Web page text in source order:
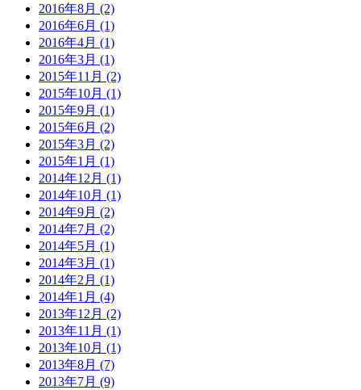
2016年8月 (2)
2016年6月 (1)
2016年4月 (1)
2016年3月 (1)
2015年11月 (2)
2015年10月 (1)
2015年9月 (1)
2015年6月 (2)
2015年3月 (2)
2015年1月 (1)
2014年12月 (1)
2014年10月 (1)
2014年9月 (2)
2014年7月 (2)
2014年5月 (1)
2014年3月 (1)
2014年2月 (1)
2014年1月 (4)
2013年12月 (2)
2013年11月 (1)
2013年10月 (1)
2013年8月 (7)
2013年7月 (9)